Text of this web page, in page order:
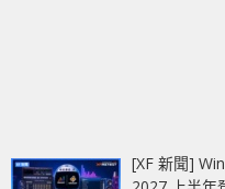
[XF 新聞]